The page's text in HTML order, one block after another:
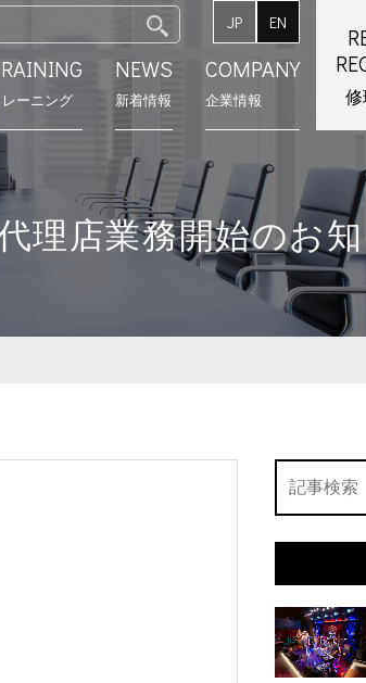
JP EN
レーニング
NEWS
新着情報
COMPANY
企業情報
会社沿革
修
理店業務開始のお